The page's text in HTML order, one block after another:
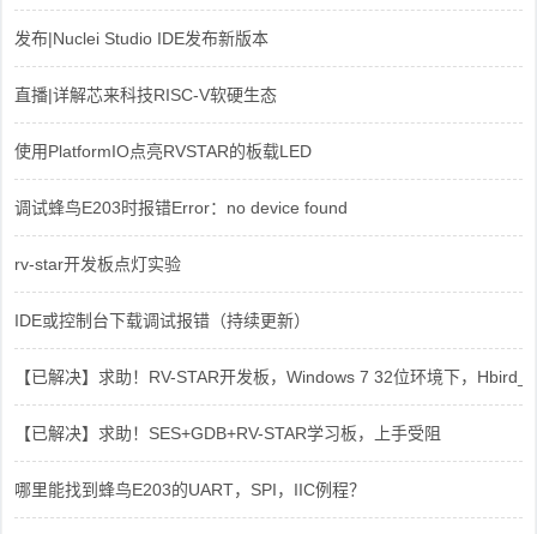
发布|Nuclei Studio IDE发布新版本
直播|详解芯来科技RISC-V软硬生态
使用PlatformIO点亮RVSTAR的板载LED
调试蜂鸟E203时报错Error：no device found
rv-star开发板点灯实验
IDE或控制台下载调试报错（持续更新）
【已解决】求助！RV-STAR开发板，Windows 7 32位环境下，
【已解决】求助！SES+GDB+RV-STAR学习板，上手受阻
哪里能找到蜂鸟E203的UART，SPI，IIC例程？